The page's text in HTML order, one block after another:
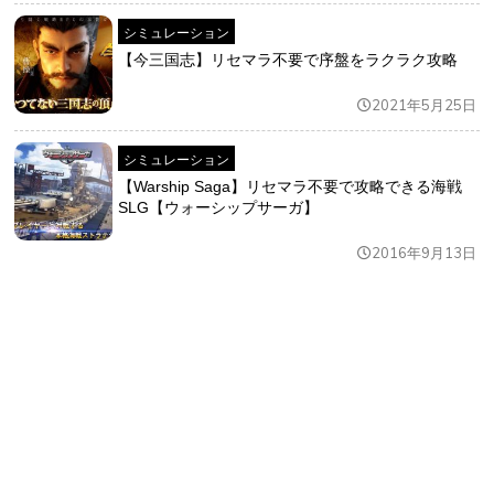
シミュレーション
【今三国志】リセマラ不要で序盤をラクラク攻略
2021年5月25日
シミュレーション
【Warship Saga】リセマラ不要で攻略できる海戦
SLG【ウォーシップサーガ】
2016年9月13日